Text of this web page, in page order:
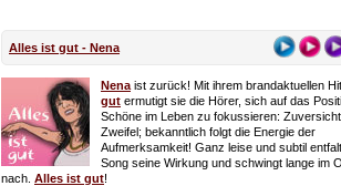
Alles ist gut - Nena
Nena ist zurück! Mit ihrem brandaktuellen Hit
gut ermutigt sie die Hörer, sich auf das
Schöne im Leben zu fokussieren:
Zweifel; bekanntlich folgt die Energie der
Aufmerksamkeit! Ganz leise und subtil
Song seine Wirkung und schwingt lange im
nach. Alles ist gut!